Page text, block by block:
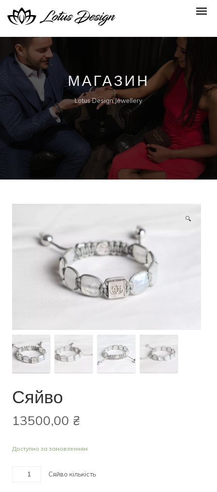
МАГАЗИН
Lotus Design Jewellery
🔍
Сяйво
13500,00 ₴
Доступно за замовленням
Сяйво кількість